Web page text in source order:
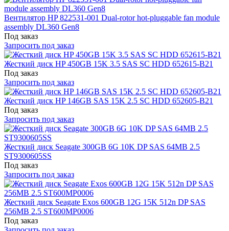
Вентилятор HP 822531-001 Dual-rotor hot-pluggable fan module
assembly DL360 Gen8
Под заказ
Запросить под заказ
Жесткий диск HP 450GB 15K 3.5 SAS SC HDD 652615-B21
Под заказ
Запросить под заказ
Жесткий диск HP 146GB SAS 15K 2.5 SC HDD 652605-B21
Под заказ
Запросить под заказ
Жесткий диск Seagate 300GB 6G 10K DP SAS 64MB 2.5
ST9300605SS
Под заказ
Запросить под заказ
Жесткий диск Seagate Exos 600GB 12G 15K 512n DP SAS
256MB 2.5 ST600MP0006
Под заказ